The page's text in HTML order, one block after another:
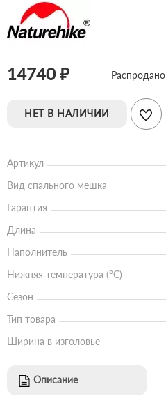
14740 ₽ Распродано
НЕТ В НАЛИЧИИ
Артикул
Вид спального мешка
Гарантия
Длина
Наполнитель
Нижняя температура (°С)
Сезон
Тип товара
Ширина в изголовье
Описание